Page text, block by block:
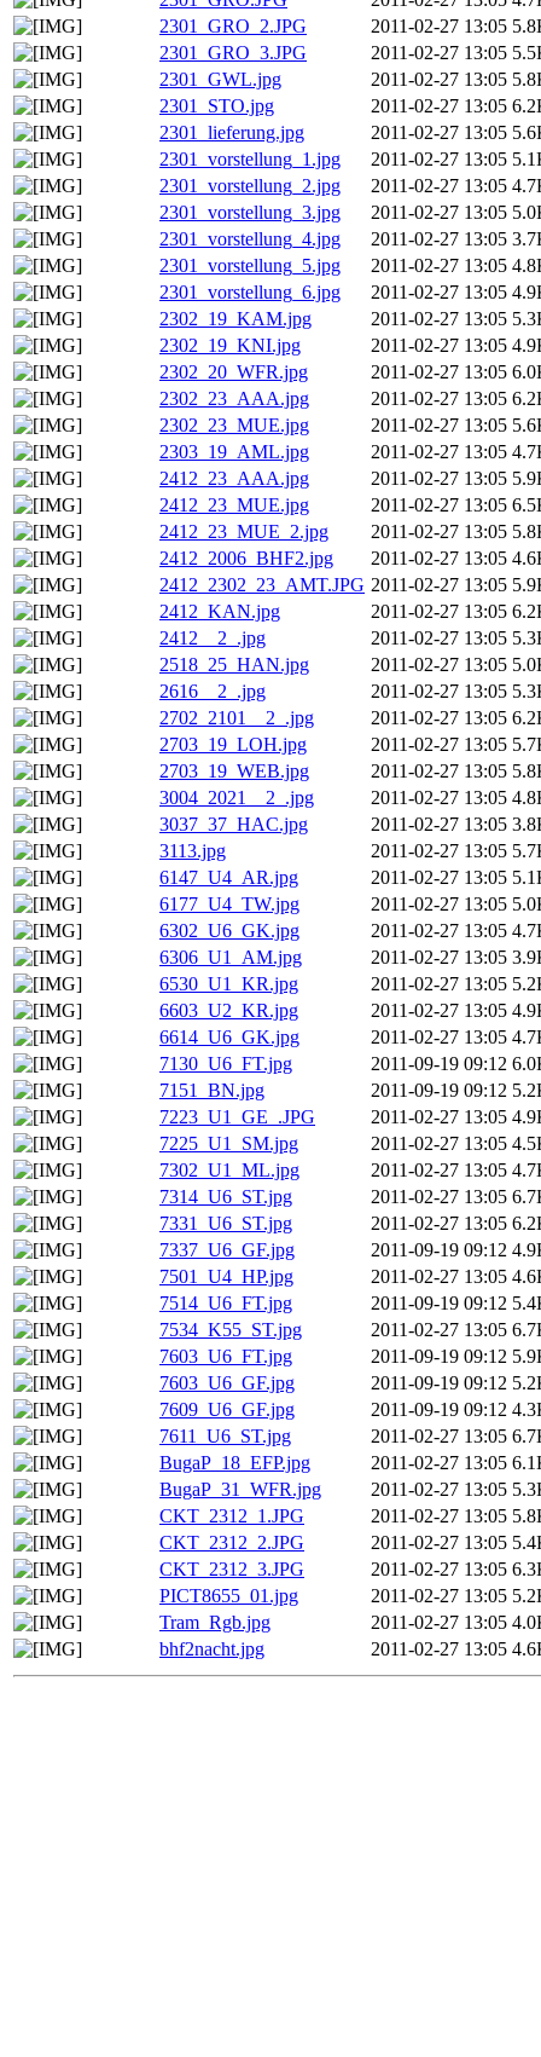
2301_GRO_2.JPG
2011-02-27 13:05
2301_GRO_3.JPG
2011-02-27 13:05
2301_GWL.jpg
2011-02-27 13:05
2301_STO.jpg
2011-02-27 13:05
2301_lieferung.jpg
2011-02-27 13:05
2301_vorstellung_1.jpg
2011-02-27 13:05
2301_vorstellung_2.jpg
2011-02-27 13:05
2301_vorstellung_3.jpg
2011-02-27 13:05
2301_vorstellung_4.jpg
2011-02-27 13:05
2301_vorstellung_5.jpg
2011-02-27 13:05
2301_vorstellung_6.jpg
2011-02-27 13:05
2302_19_KAM.jpg
2011-02-27 13:05
2302_19_KNI.jpg
2011-02-27 13:05
2302_20_WFR.jpg
2011-02-27 13:05
2302_23_AAA.jpg
2011-02-27 13:05
2302_23_MUE.jpg
2011-02-27 13:05
2303_19_AML.jpg
2011-02-27 13:05
2412_23_AAA.jpg
2011-02-27 13:05
2412_23_MUE.jpg
2011-02-27 13:05
2412_23_MUE_2.jpg
2011-02-27 13:05
2412_2006_BHF2.jpg
2011-02-27 13:05
2412_2302_23_AMT.JPG 2011-02-27 13:05
2412_KAN.jpg
2011-02-27 13:05
2412__2_.jpg
2011-02-27 13:05
2518_25_HAN.jpg
2011-02-27 13:05
2616__2_.jpg
2011-02-27 13:05
2702_2101__2_.jpg
2011-02-27 13:05
2703_19_LOH.jpg
2011-02-27 13:05
2703_19_WEB.jpg
2011-02-27 13:05
3004_2021__2_.jpg
2011-02-27 13:05
3037_37_HAC.jpg
2011-02-27 13:05
3113.jpg
2011-02-27 13:05
6147_U4_AR.jpg
2011-02-27 13:05
6177_U4_TW.jpg
2011-02-27 13:05
6302_U6_GK.jpg
2011-02-27 13:05
6306_U1_AM.jpg
2011-02-27 13:05
6530_U1_KR.jpg
2011-02-27 13:05
6603_U2_KR.jpg
2011-02-27 13:05
6614_U6_GK.jpg
2011-02-27 13:05
7130_U6_FT.jpg
2011-09-19 09:12
7151_BN.jpg
2011-09-19 09:12
7223_U1_GE_.JPG
2011-02-27 13:05
7225_U1_SM.jpg
2011-02-27 13:05
7302_U1_ML.jpg
2011-02-27 13:05
7314_U6_ST.jpg
2011-02-27 13:05
7331_U6_ST.jpg
2011-02-27 13:05
7337_U6_GF.jpg
2011-09-19 09:12
7501_U4_HP.jpg
2011-02-27 13:05
7514_U6_FT.jpg
2011-09-19 09:12
7534_K55_ST.jpg
2011-02-27 13:05
7603_U6_FT.jpg
2011-09-19 09:12
7603_U6_GF.jpg
2011-09-19 09:12
7609_U6_GF.jpg
2011-09-19 09:12
7611_U6_ST.jpg
2011-02-27 13:05
BugaP_18_EFP.jpg
2011-02-27 13:05
BugaP_31_WFR.jpg
2011-02-27 13:05
CKT_2312_1.JPG
2011-02-27 13:05
CKT_2312_2.JPG
2011-02-27 13:05
CKT_2312_3.JPG
2011-02-27 13:05
PICT8655_01.jpg
2011-02-27 13:05
Tram_Rgb.jpg
2011-02-27 13:05
bhf2nacht.jpg
2011-02-27 13:05